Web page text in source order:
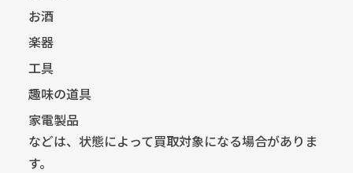
お酒
楽器
工具
趣味の道具
家電製品
などは、状態によって買取対象になる場合がありま
す。